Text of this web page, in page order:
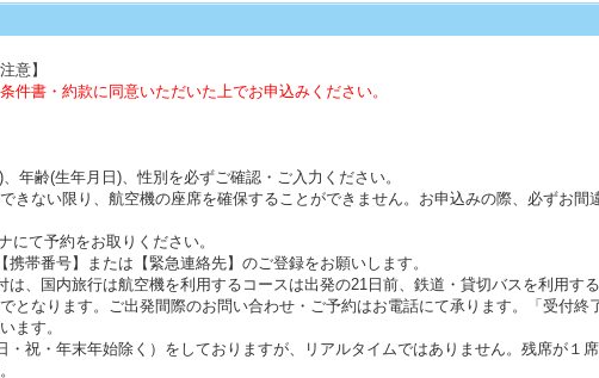
意】
件書・約款に同意いただいた上でお申込みください。
年齢(生年月日)、性別を必ずご確認・ご入力ください。
きない限り、航空機の座席を確保することができません。お申込みの際、必ずお間
にて予約をお取りください。
携帯番号】または【緊急連絡先】のご登録をお願いします。
は、国内旅行は航空機を利用するコースは出発の21日前、鉄道・貸切バスを利用す
となります。ご出発間際のお問い合わせ・ご予約はお電話にて承ります。「受付終
ます。
・祝・年末年始除く）をしておりますが、リアルタイムではありません。残席が１